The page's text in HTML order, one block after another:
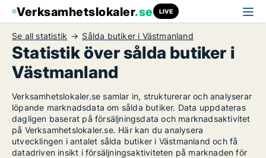
Verksamhetslokaler.se LIVE
Se all statistik Sålda butiker i Västmanland
Statistik över sålda butiker i
Västmanland
Verksamhetslokaler.se samlar in, strukturerar och analyserar
löpande marknadsdata om sålda butiker. Data uppdateras
dagligen baserat på försäljningsdata och marknadsaktivitet
på Verksamhetslokaler.se. Här kan du analysera
utvecklingen i antalet sålda butiker i Västmanland och få
datadriven insikt i försäljningsaktiviteten på marknaden för